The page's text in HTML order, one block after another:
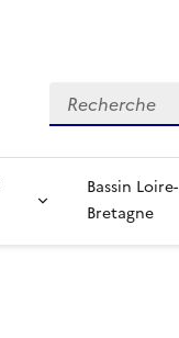
Recherche
Bassin Loire-
Bretagne